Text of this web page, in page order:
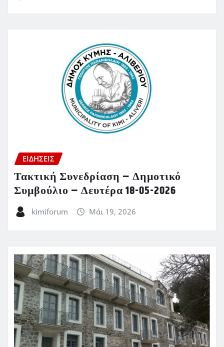
ΕΙΔΗΣΕΙΣ
Τακτική Συνεδρίαση – Δημοτικό
Συμβούλιο – Δευτέρα 18-05-2026
kimiforum Μάι 19, 2026